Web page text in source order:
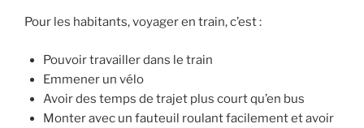
Pour les habitants, voyager en train, c’est :
Pouvoir travailler dans le train
Emmener un vélo
Avoir des temps de trajet plus court qu’en bus
Monter avec un fauteuil roulant facilement et avoir